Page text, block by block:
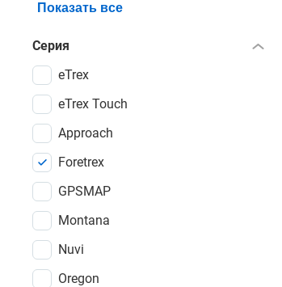
Показать все
Серия
eTrex
eTrex Touch
Approach
Foretrex
GPSMAP
Montana
Nuvi
Oregon